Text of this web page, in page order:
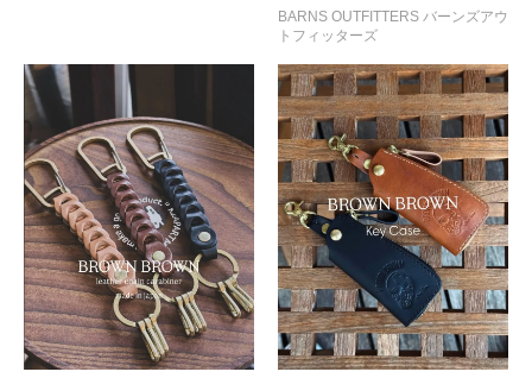
BARNS OUTFITTERS バーンズアウ
トフィッターズ